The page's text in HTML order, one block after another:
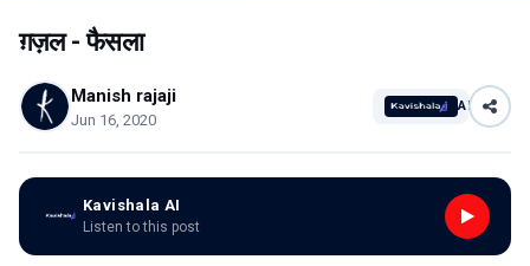
ग़ज़ल - फैसला
Manish rajaji
Jun 16, 2020
AI
Kavishala AI
Listen to this post